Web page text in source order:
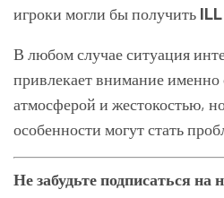
игроки могли бы получить ILL
В любом случае ситуация
привлекает внимание именно
атмосферой и жестокостью,
особенности могут стать
Не забудьте подписаться